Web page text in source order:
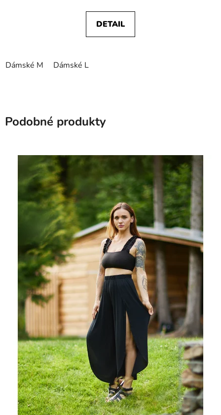
DETAIL
Dámské M Dámské L
Podobné produkty